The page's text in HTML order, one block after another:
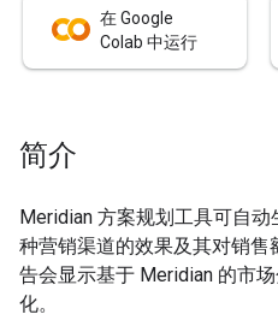
在 Google
Colab 中运行
简介
Meridian 方案规划工具可自
种营销渠道的效果及其对销售
告会显示基于 Meridian 的市
化。